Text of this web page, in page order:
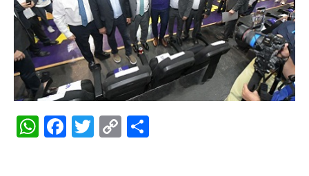
W
h
F
a
T
w
C
o